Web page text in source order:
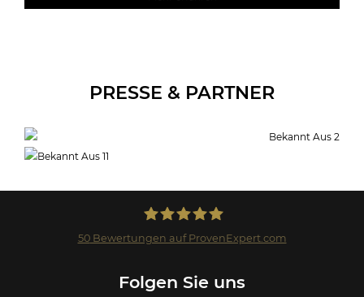
PRESSE & PARTNER
50Bewertungen auf ProvenExpert.com
Folgen Sie uns